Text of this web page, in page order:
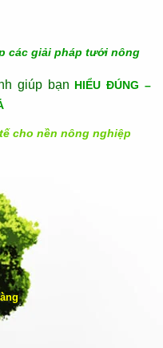
các giải pháp tưới nông
giúp bạn HIỂU ĐÚNG –
cho nền nông nghiệp